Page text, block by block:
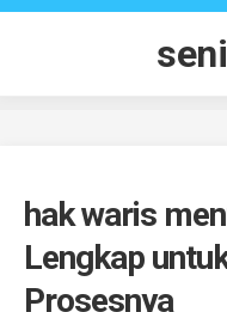
Skip
hak waris
Lengkap
Prosesnya